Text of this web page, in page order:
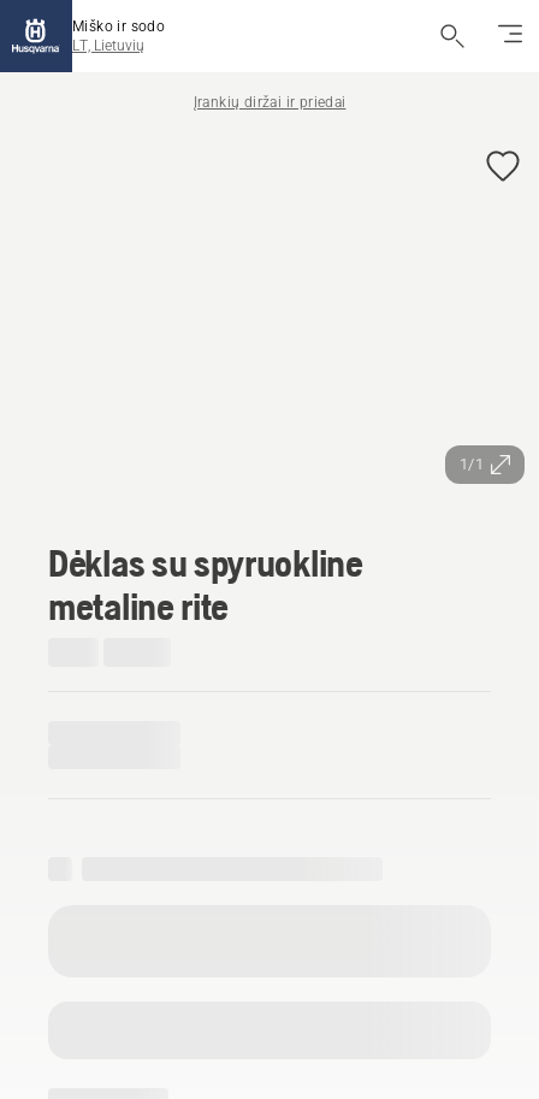
Miško ir sodo
LT, Lietuvių
Įrankių diržai ir priedai
1/1
Dėklas su spyruokline
metaline rite